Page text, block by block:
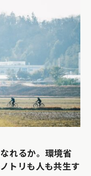
れるか。環境省
トリも人も共生す